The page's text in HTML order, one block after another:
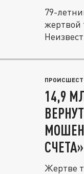
79-
жертвой
14,9
СЧЕТА»
Жертве